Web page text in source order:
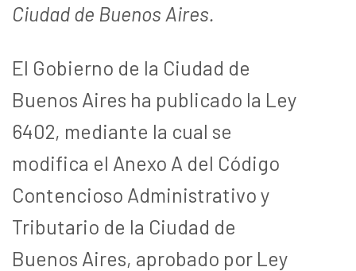
Ciudad de Buenos Aires.
El Gobierno de la Ciudad de
Buenos Aires ha publicado la Ley
6402, mediante la cual se
modifica el Anexo A del Código
Contencioso Administrativo y
Tributario de la Ciudad de
Buenos Aires, aprobado por Ley